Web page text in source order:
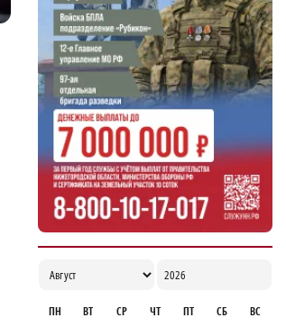
В Нижнем Новгороде убирают деревья,
упавшие после урагана
10:02
ПН ВТ СР ЧТ ПТ СБ ВС